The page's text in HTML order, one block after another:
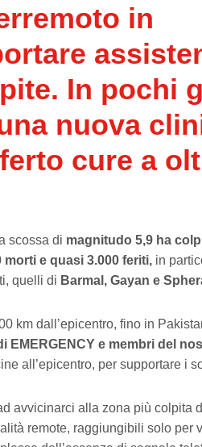
in
In pochi
nuova
cure a
scossa di magnitudo 5,9 ha
e quasi 3.000 feriti, in
quelli di Barmal, Gayan e
km dall’epicentro, fino in
EMERGENCY e membri del
all’epicentro, per supportare i
avvicinarci alla zona più colpita
remote, raggiungibili solo per